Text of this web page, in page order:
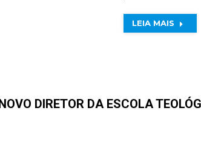
LEIA MAIS
DIRETOR DA ESCOLA